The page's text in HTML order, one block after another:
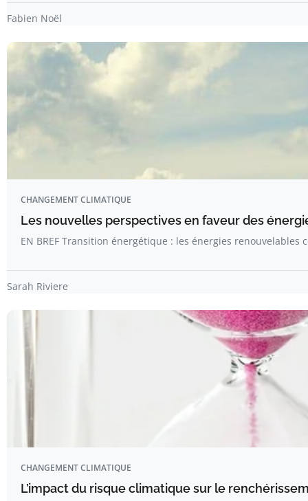
Fabien Noël
CHANGEMENT CLIMATIQUE
Les nouvelles perspectives en faveur des
EN BREF Transition énergétique : les énergies renouvelables
Sarah Riviere
CHANGEMENT CLIMATIQUE
L’impact du risque climatique sur le